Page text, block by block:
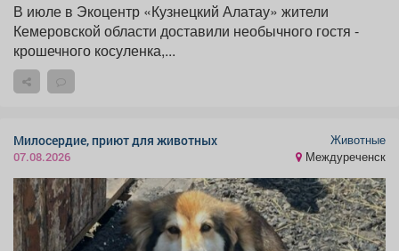
ТВ программа Я - пенсионер
В июле в Экоцентр «Кузнецкий Алатау» жители
Кемеровской области доставили необычного гостя -
крошечного косуленка,...
Милосердие, приют для животных
07.08.2026
Животные
Междуреченск